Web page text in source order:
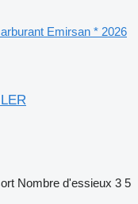
Emirsan * 2026
Nombre d'essieux 3 5